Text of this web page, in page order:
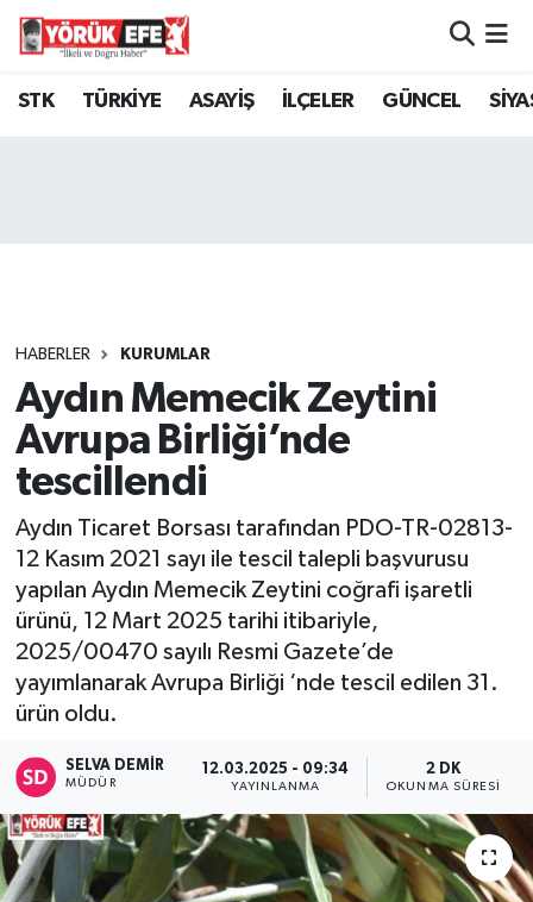
STK TÜRKİYE ASAYİŞ İLÇELER GÜNCEL
HABERLER KURUMLAR
Aydın Memecik Zeytini
Avrupa Birliği’nde
tescillendi
Aydın Ticaret Borsası tarafından PDO-TR-02813-
12 Kasım 2021 sayı ile tescil talepli başvurusu
yapılan Aydın Memecik Zeytini coğrafi işaretli
ürünü, 12 Mart 2025 tarihi itibariyle,
2025/00470 sayılı Resmi Gazete’de
yayımlanarak Avrupa Birliği ‘nde tescil edilen 31.
ürün oldu.
SELVA DEMIR
MÜDÜR
12.03.2025 - 09:34
YAYINLANMA
2 DK
OKUNMA SÜRESI
Aydın Nöbetçi Eczaneler
Tüm Manşetler
Son Dakika Haberleri
Haber Arşivi